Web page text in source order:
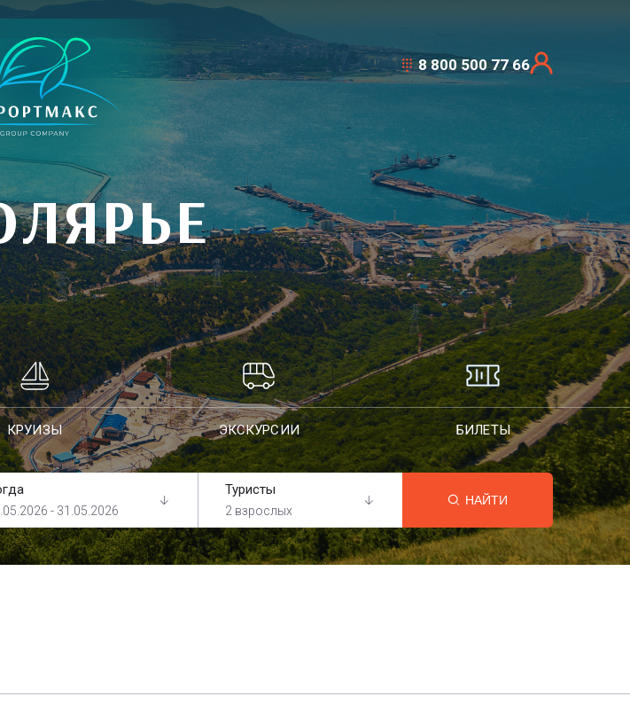
8 800 500 77 66
КРУИЗЫ ЭКСКУРСИИ БИЛЕТЫ
- 31.05.2026
Туристы
2 взрослых
НАЙТИ